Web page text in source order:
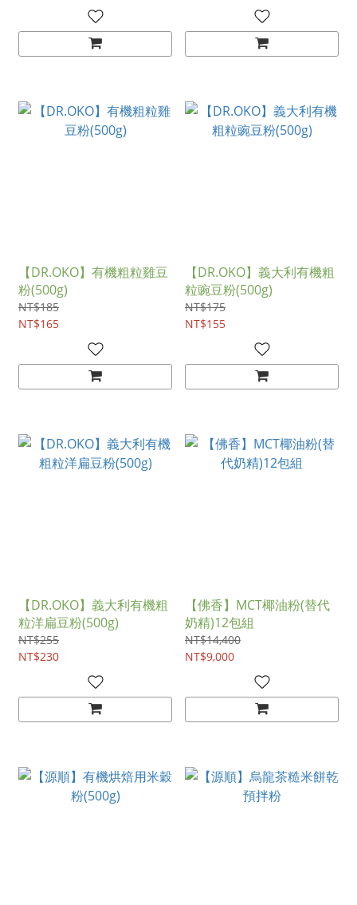
【DR.OKO】有機粗粒雞豆
粉(500g)
NT$185
NT$165
【DR.OKO】義大利有機粗
粒豌豆粉(500g)
NT$175
NT$155
【DR.OKO】義大利有機粗
粒洋扁豆粉(500g)
NT$255
NT$230
【佛香】MCT椰油粉(替代
奶精)12包組
NT$14,400
NT$9,000